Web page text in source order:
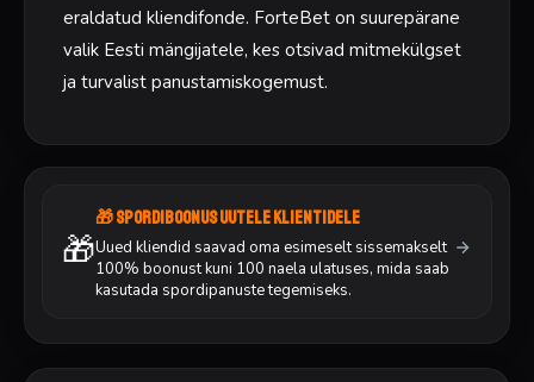
eraldatud kliendifonde. ForteBet on suurepärane
valik Eesti mängijatele, kes otsivad mitmekülgset
ja turvalist panustamiskogemust.
🎁
🎁 Spordiboonus uutele klientidele
Uued kliendid saavad oma esimeselt sissemakselt
100% boonust kuni 100 naela ulatuses, mida saab
kasutada spordipanuste tegemiseks.